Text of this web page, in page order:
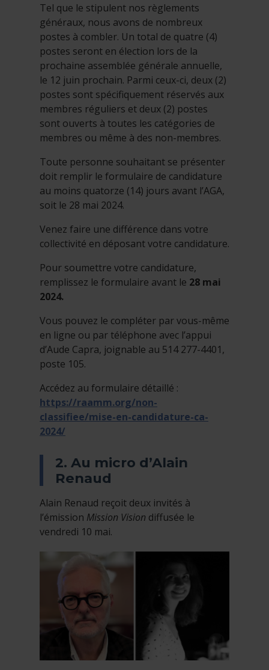
Tel que le stipulent nos règlements
généraux, nous avons de nombreux
postes à combler. Un total de quatre (4)
postes seront en élection lors de la
prochaine assemblée générale annuelle,
le 12 juin prochain. Parmi ceux-ci, deux (2)
postes sont spécifiquement réservés aux
membres réguliers et deux (2) postes
sont ouverts à toutes les catégories de
membres ou même à des non-membres.
Toute personne souhaitant se présenter
doit remplir le formulaire de candidature
au moins quatorze (14) jours avant l’AGA,
soit le 28 mai 2024.
Venez faire une différence dans votre
collectivité en déposant votre candidature.
Pour soumettre votre candidature,
remplissez le formulaire avant le 28 mai
2024.
Vous pouvez le compléter par vous-même
en ligne ou par téléphone avec l’appui
d’Aude Capra, joignable au 514 277-4401,
poste 105.
Accédez au formulaire détaillé :
https://raamm.org/non-
classifiee/mise-en-candidature-ca-
2024/
2. Au micro d’Alain
Renaud
Alain Renaud reçoit deux invités à
l’émission Mission Vision diffusée le
vendredi 10 mai.